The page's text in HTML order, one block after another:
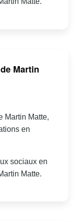
Martin
Martin Matte,
en
sociaux en
Matte.